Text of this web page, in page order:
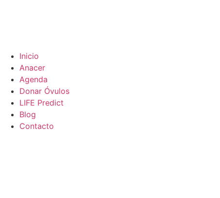
Inicio
Anacer
Agenda
Donar Óvulos
LIFE Predict
Blog
Contacto